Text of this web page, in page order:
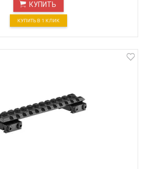
КУПИТЬ
КУПИТЬ В 1 КЛИК